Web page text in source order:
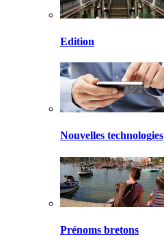
Edition
Nouvelles technologies
Prénoms bretons